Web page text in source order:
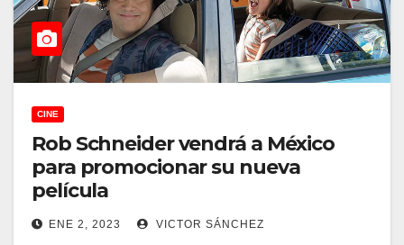
CINE
Rob Schneider vendrá a México
para promocionar su nueva
película
ENE 2, 2023 VICTOR SÁNCHEZ